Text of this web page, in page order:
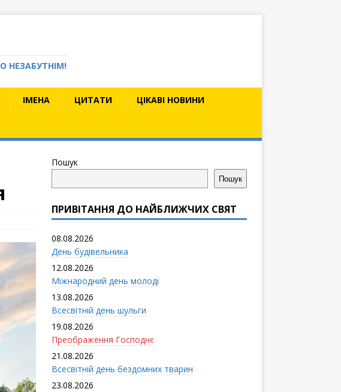
НЕЗАБУТНІМ!
ІМЕНА ЦИТАТИ ЦІКАВІ НОВИНИ
Пошук
Пошук
ПРИВІТАННЯ ДО НАЙБЛИЖЧИХ СВЯТ
08.08.2026
День будівельника
12.08.2026
Міжнародний день молоді
13.08.2026
Всесвітній день шульги
19.08.2026
Преображення Господнє
21.08.2026
Всесвітній день бездомних тварин
23.08.2026